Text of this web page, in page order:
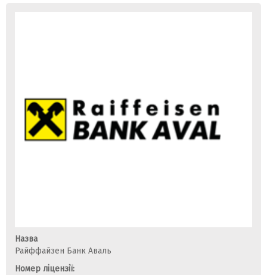
Назва
Райффайзен Банк Аваль
Номер ліцензії: